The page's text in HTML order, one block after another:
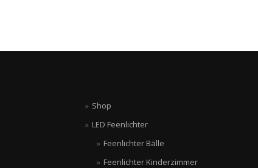
Shop
LED Feenlichter
Feenlichter Bälle
Feenlichter Kinderzimmer